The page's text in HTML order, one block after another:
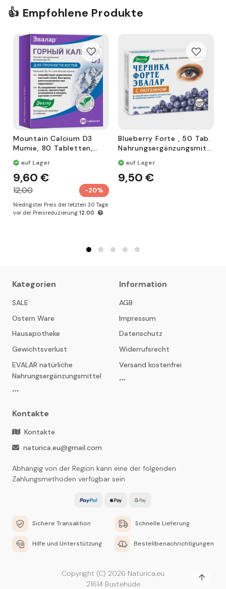
Kurs - 30 Tage.
👍 Empfohlene Produkte
Mountain Calcium D3
Mumie, 80 Tabletten,
Nahrungsergänzungsmitt
el auf Lager
9,60 €
12,00 -20%
Niedrigster Preis der letzten 30 Tage
vor der Preisreduzierung 12.00
Blueberry Forte , 50 Tab.
Nahrungsergänzungsmitt
el
auf Lager
9,50 €
Kategorien
SALE
Ostern Ware
Hausapotheke
Gewichtsverlust
EVALAR natürliche
Nahrungsergänzungsmittel
Information
AGB
Impressum
Datenschutz
Widerrufsrecht
Versand kostenfrei
Kontakte
Kontakte
naturica.eu@gmail.com
Abhängig von der Region kann eine der folgenden
Zahlungsmethoden verfügbar sein
Sichere Transaktion Schnelle Lieferung
Hilfe und Unterstützung Bestellbenachrichtigungen
Copyright (C) 2026 Naturica.eu
21614 Buxtehude